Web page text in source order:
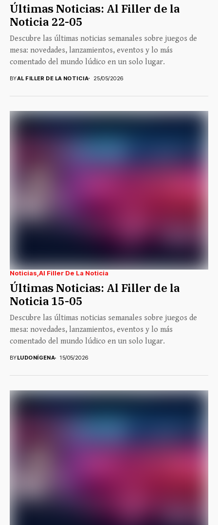
Últimas Noticias: Al Filler de la
Noticia 22-05
Descubre las últimas noticias semanales sobre juegos de
mesa: novedades, lanzamientos, eventos y lo más
comentado del mundo lúdico en un solo lugar.
BYAL FILLER DE LA NOTICIA 25/05/2026
Noticias Al Filler De La Noticia
Últimas Noticias: Al Filler de la
Noticia 15-05
Descubre las últimas noticias semanales sobre juegos de
mesa: novedades, lanzamientos, eventos y lo más
comentado del mundo lúdico en un solo lugar.
BYLUDONÍGENA 15/05/2026